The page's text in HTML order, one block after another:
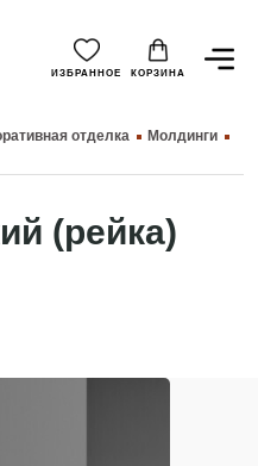
ИЗБРАННОЕ КОРЗИНА
отделка
Молдинги
(рейка)